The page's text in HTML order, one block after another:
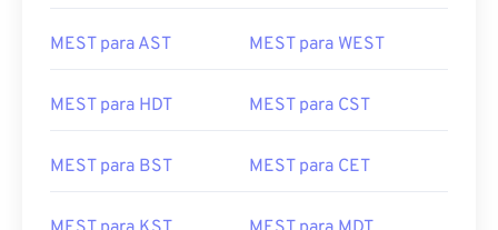
MEST para AST MEST para WEST
MEST para HDT MEST para CST
MEST para BST MEST para CET